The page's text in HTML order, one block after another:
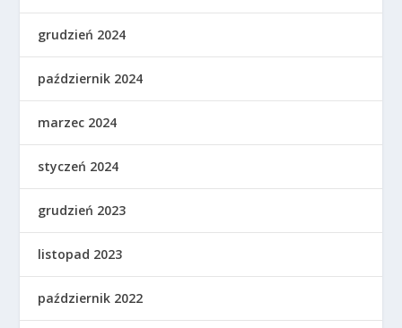
grudzień 2024
październik 2024
marzec 2024
styczeń 2024
grudzień 2023
listopad 2023
październik 2022